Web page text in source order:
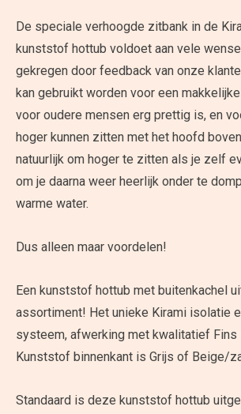
De speciale verhoogde zitbank in de
kunststof hottub voldoet aan vele
gekregen door feedback van onze
kan gebruikt worden voor een
voor oudere mensen erg prettig is, en
hoger kunnen zitten met het hoofd
natuurlijk om hoger te zitten als je zelf
om je daarna weer heerlijk onder te
warme water.
Dus alleen maar voordelen!
Een kunststof hottub met buitenkachel
assortiment! Het unieke Kirami isolatie
systeem, afwerking met kwalitatief Fins
Kunststof binnenkant is Grijs of Beige/
Standaard is deze kunststof hottub